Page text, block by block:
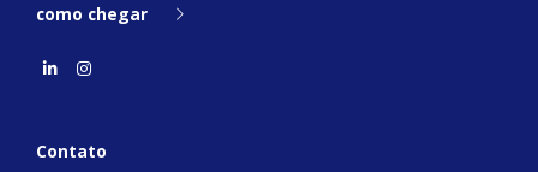
como chegar
Contato